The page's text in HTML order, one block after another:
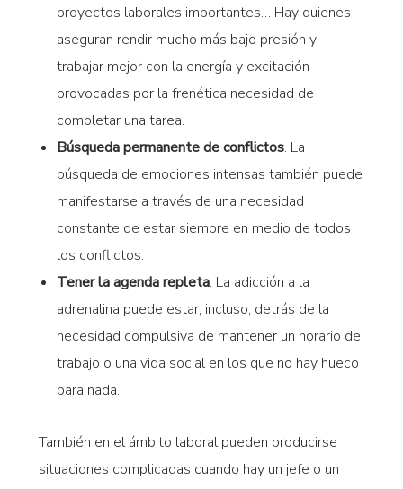
proyectos laborales importantes… Hay quienes
aseguran rendir mucho más bajo presión y
trabajar mejor con la energía y excitación
provocadas por la frenética necesidad de
completar una tarea.
Búsqueda permanente de conflictos. La
búsqueda de emociones intensas también puede
manifestarse a través de una necesidad
constante de estar siempre en medio de todos
los conflictos.
Tener la agenda repleta. La adicción a la
adrenalina puede estar, incluso, detrás de la
necesidad compulsiva de mantener un horario de
trabajo o una vida social en los que no hay hueco
para nada.
También en el ámbito laboral pueden producirse
situaciones complicadas cuando hay un jefe o un